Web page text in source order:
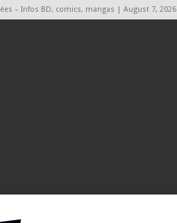
– Infos BD, comics, mangas | August 7, 2026